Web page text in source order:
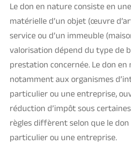
Le don en nature consiste en
matérielle d’un objet (œuvre
service ou d’un immeuble
valorisation dépend du type de
prestation concernée. Le don
notamment auxorganismes
particulier ou une entreprise,
réduction d’impôt sous
règles diffèrent selon que le
particulier ou une entreprise.